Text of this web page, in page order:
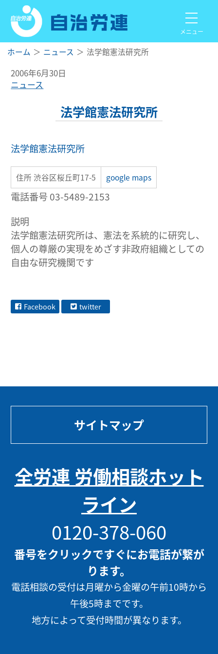
メニュー
ホーム ニュース 法学館憲法研究所
2006年6月30日
ニュース
法学館憲法研究所
法学館憲法研究所
住所 渋谷区桜丘町17-5 google maps
電話番号 03-5489-2153
説明
法学館憲法研究所は、憲法を系統的に研究し、
個人の尊厳の実現をめざす非政府組織としての
自由な研究機関です
Facebook twitter
サイトマップ
全労連 労働相談ホット
ライン
0120-378-060
番号をクリックですぐにお電話が繋が
ります。
電話相談の受付は月曜から金曜の午前10時から
午後5時までです。
地方によって受付時間が異なります。